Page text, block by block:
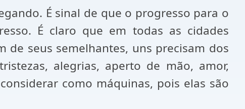
É sinal de que o progresso para o
É claro que em todas as cidades
de seus semelhantes, uns precisam dos
alegrias, aperto de mão, amor,
como máquinas, pois elas são